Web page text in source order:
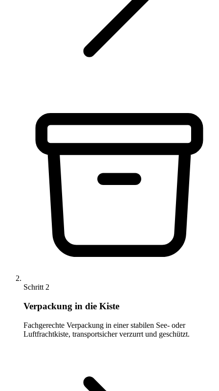
Schritt 2
Verpackung in die Kiste
Fachgerechte Verpackung in einer stabilen See- oder
Luftfrachtkiste, transportsicher verzurrt und geschützt.